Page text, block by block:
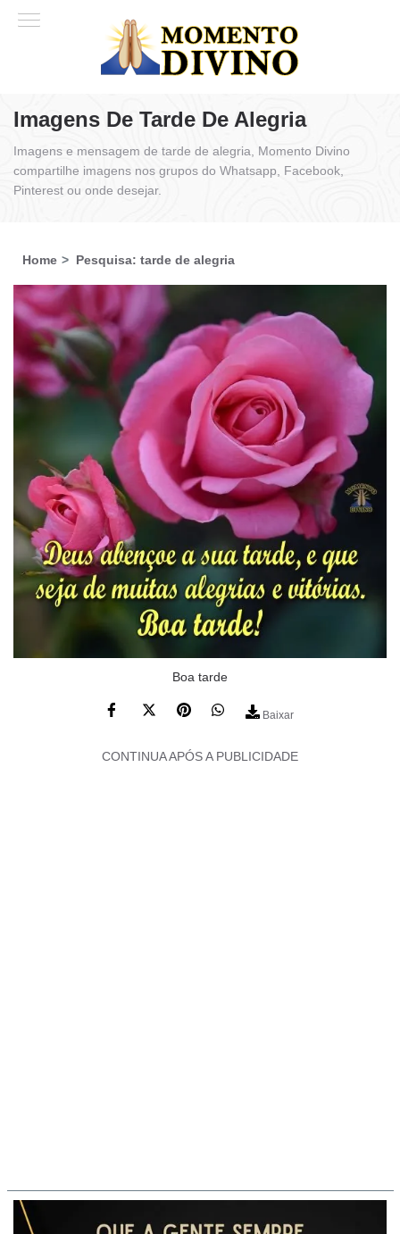
Imagens De Tarde De Alegria
Imagens e mensagem de tarde de alegria, Momento Divino
compartilhe imagens nos grupos do Whatsapp, Facebook,
Pinterest ou onde desejar.
Home Pesquisa: tarde de alegria
Boa tarde
Baixar
CONTINUA APÓS A PUBLICIDADE